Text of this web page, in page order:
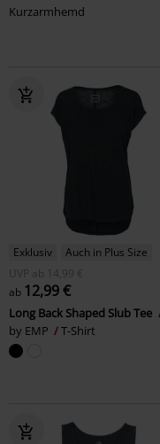
Kurzarmhemd
Exklusiv
Auch in Plus Size
UVP
ab
14,99 €
ab 12,99 €
Long Back Shaped Slub Tee
by EMP
T-Shirt